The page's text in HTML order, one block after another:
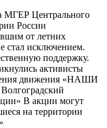
МГЕР Центрального
России
от летних
стал исключением.
поддержку.
активисты
движения «НАШИ
В акции могут
на территории